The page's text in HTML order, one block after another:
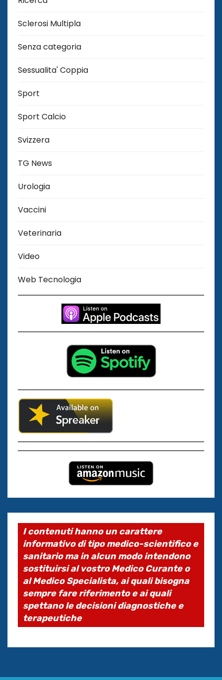
Sclerosi Multipla
Senza categoria
Sessualita' Coppia
Sport
Sport Calcio
Svizzera
TG News
Urologia
Vaccini
Veterinaria
Video
Web Tecnologia
I contenuti hanno un carattere
informativo di tipo medico-scientifico e
sanitario ma in alcun modo intendono
sostituirsi al vostro Medico Curante o
al Medico Specialista, ai quali bisogna
sempre fare riferimento e ai quali
spettano le decisioni diagnostiche e
terapeutiche